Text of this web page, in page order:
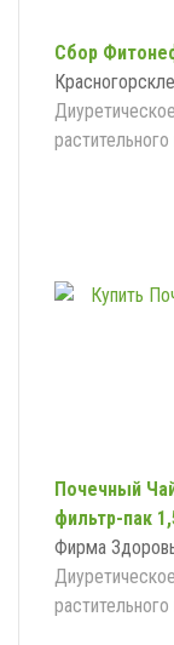
Сбор
Почечный
фильтр-пак
Фирма